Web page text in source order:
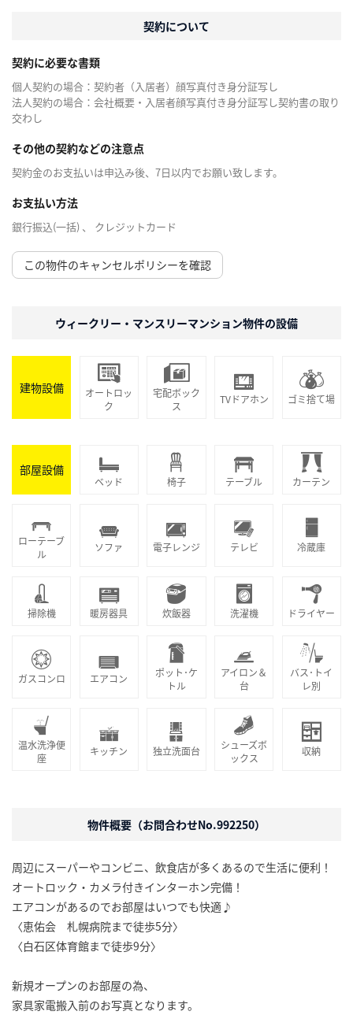
契約について
契約に必要な書類
個人契約の場合：契約者（入居者）顔写真付き身分証写し
法人契約の場合：会社概要・入居者顔写真付き身分証写し契約書の取り
交わし
その他の契約などの注意点
契約金のお支払いは申込み後、7日以内でお願い致します。
お支払い方法
銀行振込(一括) 、 クレジットカード
この物件のキャンセルポリシーを確認
ウィークリー・マンスリーマンション物件の設備
建物設備
オートロッ
ク
宅配ボック
ス
TVドアホン ゴミ捨て場
部屋設備
ベッド 椅子 テーブル カーテン
ローテーブ
ル
ソファ 電子レンジ テレビ 冷蔵庫
掃除機 暖房器具 炊飯器 洗濯機 ドライヤー
ガスコンロ エアコン
ポット･ケ
トル
アイロン＆
台
バス･トイ
レ別
温水洗浄便
座
キッチン 独立洗面台
シューズボ
ックス
収納
物件概要（お問合わせNo.992250）
周辺にスーパーやコンビニ、飲食店が多くあるので生活に便利！
オートロック・カメラ付きインターホン完備！
エアコンがあるのでお部屋はいつでも快適♪
〈恵佑会 札幌病院まで徒歩5分〉
〈白石区体育館まで徒歩9分〉
新規オープンのお部屋の為、
家具家電搬入前のお写真となります。